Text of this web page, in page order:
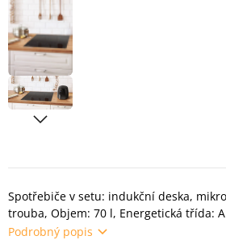
Spotřebiče v setu: indukční deska,
trouba, Objem: 70 l, Energetická třída: A
Podrobný popis